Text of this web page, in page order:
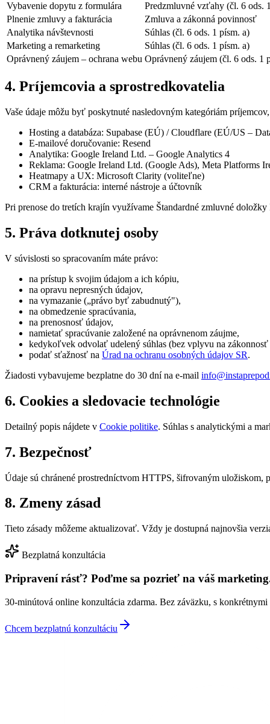
Vybavenie dopytu z formulára
Predzmluvné vzťahy (čl. 6 ods.
Plnenie zmluvy a fakturácia
Zmluva a zákonná povinnosť
Analytika návštevnosti
Súhlas (čl. 6 ods. 1 písm. a)
Marketing a remarketing
Súhlas (čl. 6 ods. 1 písm. a)
Oprávnený záujem – ochrana webu Oprávnený záujem (čl. 6 ods. 1
4. Príjemcovia a sprostredkovatelia
Vaše údaje môžu byť poskytnuté nasledovným kategóriám
Hosting a databáza: Supabase (EÚ) / Cloudflare (EÚ/US –
E-mailové doručovanie: Resend
Analytika: Google Ireland Ltd. – Google Analytics 4
Reklama: Google Ireland Ltd. (Google Ads), Meta Platforms
Heatmapy a UX: Microsoft Clarity (voliteľne)
CRM a fakturácia: interné nástroje a účtovník
Pri prenose do tretích krajín využívame Štandardné zmluvné
5. Práva dotknutej osoby
V súvislosti so spracovaním máte právo:
na prístup k svojim údajom a ich kópiu,
na opravu nepresných údajov,
na vymazanie („právo byť zabudnutý"),
na obmedzenie spracúvania,
na prenosnosť údajov,
namietať spracúvanie založené na oprávnenom záujme,
kedykoľvek odvolať udelený súhlas (bez vplyvu na zákonnosť
podať sťažnosť na Úrad na ochranu osobných údajov SR.
Žiadosti vybavujeme bezplatne do 30 dní na e-mail
6. Cookies a sledovacie technológie
Detailný popis nájdete v Cookie politike. Súhlas s analytickými a
7. Bezpečnosť
Údaje sú chránené prostredníctvom HTTPS, šifrovaným
8. Zmeny zásad
Tieto zásady môžeme aktualizovať. Vždy je dostupná najnovšia
Bezplatná konzultácia
Pripravení rásť? Poďme sa pozrieť na váš
30-minútová online konzultácia zdarma. Bez záväzku, s
Chcem bezplatnú konzultáciu